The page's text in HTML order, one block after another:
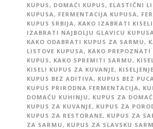
KUPUS , DOMAĆI KUPUS , ELASTIČNI
KUPUSA , FERMENTACIJA KUPUSA ,
KUPUS SRBIJA , KAKO IZABRATI
IZABRATI NAJBOLJU GLAVICU
KAKO ODABRATI KUPUS ZA SARMU ,
LISTOVE KUPUSA , KAKO
KUPUS , KAKO SPREMITI SARMU ,
KISELI KUPUS ZA KUVANJE,
KUPUS BEZ ADITIVA , KUPUS BEZ
KUPUS PRIRODNA FERMENTACIJA ,
DOMAĆU KUHINJU , KUPUS ZA
KUPUS ZA KUVANJE, KUPUS ZA
KUPUS ZA RESTORANE, KUPUS ZA
ZA SARMU , KUPUS ZA SLAVSKU